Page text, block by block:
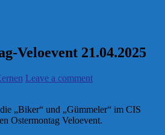
Veloevent 21.04.2025
Leave a comment
„Biker“ und „Gümmeler“ im CIS
Ostermontag Veloevent.